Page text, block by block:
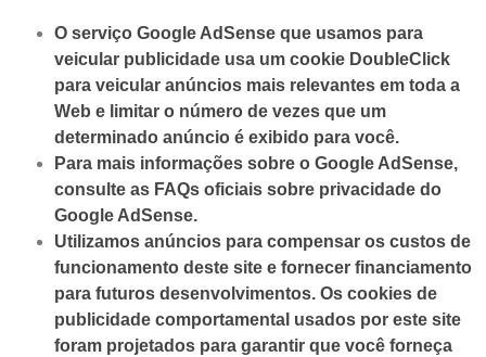
O serviço Google AdSense que usamos para
veicular publicidade usa um cookie DoubleClick
para veicular anúncios mais relevantes em toda a
Web e limitar o número de vezes que um
determinado anúncio é exibido para você.
Para mais informações sobre o Google AdSense,
consulte as FAQs oficiais sobre privacidade do
Google AdSense.
Utilizamos anúncios para compensar os custos de
funcionamento deste site e fornecer financiamento
para futuros desenvolvimentos. Os cookies de
publicidade comportamental usados ​​por este site
foram projetados para garantir que você forneça